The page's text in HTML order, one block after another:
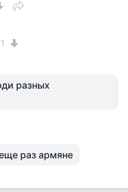
1
разных
раз армяне